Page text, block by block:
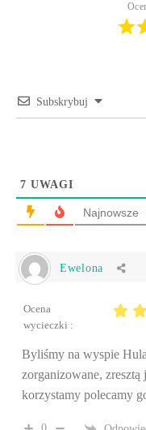
Subskrybuj
7 UWAGI
Najnowsze
Ewelona
Ocena
wycieczki :
Byliśmy na wyspie
zorganizowane,
korzystamy polecamy